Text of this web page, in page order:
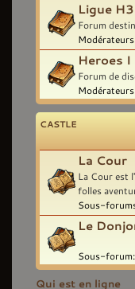
Ligue H3
Forum
Heroes I
Forum de
CASTLE
La Cour
La Cour est
folles
Sous-
Le
Sous-forum:
Qui est en ligne